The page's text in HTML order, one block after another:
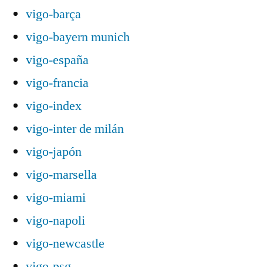
vigo-barça
vigo-bayern munich
vigo-españa
vigo-francia
vigo-index
vigo-inter de milán
vigo-japón
vigo-marsella
vigo-miami
vigo-napoli
vigo-newcastle